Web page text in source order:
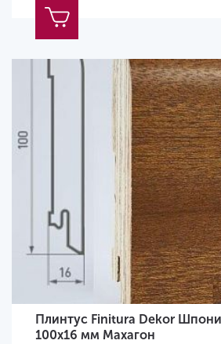
Плинтус Finitura Dekor
100х16 мм Махагон